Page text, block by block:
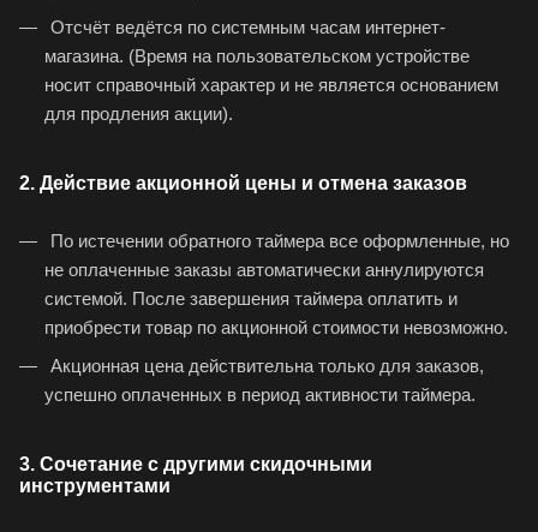
Отсчёт ведётся по системным часам интернет-
магазина. (Время на пользовательском устройстве
носит справочный характер и не является основанием
для продления акции).
2. Действие акционной цены и отмена заказов
По истечении обратного таймера все оформленные, но
не оплаченные заказы автоматически аннулируются
системой. После завершения таймера оплатить и
приобрести товар по акционной стоимости невозможно.
Акционная цена действительна только для заказов,
успешно оплаченных в период активности таймера.
3. Сочетание с другими скидочными
инструментами